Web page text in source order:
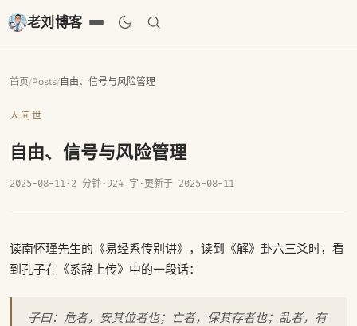
老刘博客
首页/Posts/自由、信号与风险管理
人间世
自由、信号与风险管理
2025-08-11· 2 分钟· 924 字 · 更新于 2025-08-11
读南怀瑾先生的《易经系传别讲》，读到《解》卦六三爻时，看
到孔子在《系辞上传》中的一段话：
子曰：危者，安其位者也；亡者，保其存者也；乱者，有